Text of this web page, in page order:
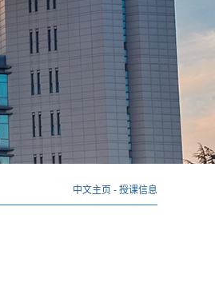
中文主页 - 授课信息